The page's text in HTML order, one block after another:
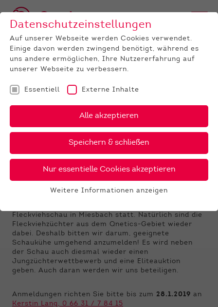
UNTERNEHMEN News
Deutsche Fleckviehschau in
Miesbach
Melden Sie in Frage kommende Tiere für
diese hochkarätige Bundesschau jetzt an!
Fleckviehschau in Miesbach statt. Natürlich sind die
Fleckviehzüchter aus dem Qnetics-Gebiet wieder
dabei. Deshalb bitten wir darum, geeignete
Schaukühe umgehend anzumelden! Es wird neben
der Schau auch diesmal wieder einen
Jungzüchterwettbewerb und eine Eliteauktion
geben. Auch daran werden wir uns beteiligen.
Anmeldungen richten Sie bitte bis zum 28.1.2019 an
Kerstin Lang, 0 66 31 / 7 84 15
Datenschutzeinstellungen
Auf unserer Webseite werden Cookies verwendet.
Einige davon werden zwingend benötigt, während es
uns andere ermöglichen, Ihre Nutzererfahrung auf
unserer Webseite zu verbessern.
Essentiell Externe Inhalte
Alle akzeptieren
Speichern & schließen
Nur essentielle Cookies akzeptieren
gewährleistet, dass die Webseite einwandfrei
funktioniert.
Name cookie_optin
Laufzeit 1 Jahr
Cookie-Informationen anzeigen
Wir verwenden auf unserer Website externe
Weitere Informationen anzeigen